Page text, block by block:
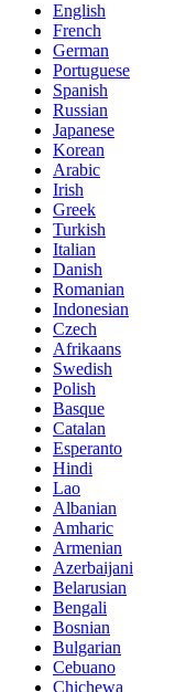
English
French
German
Portuguese
Spanish
Russian
Japanese
Korean
Arabic
Irish
Greek
Turkish
Italian
Danish
Romanian
Indonesian
Czech
Afrikaans
Swedish
Polish
Basque
Catalan
Esperanto
Hindi
Lao
Albanian
Amharic
Armenian
Azerbaijani
Belarusian
Bengali
Bosnian
Bulgarian
Cebuano
Chichewa